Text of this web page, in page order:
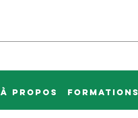
À propos Formations